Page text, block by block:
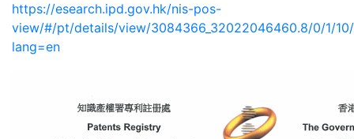
https://esearch.ipd.gov.hk/nis-pos-
view/#/pt/details/view/3084366_32022046460.8/0/1/10/
lang=en